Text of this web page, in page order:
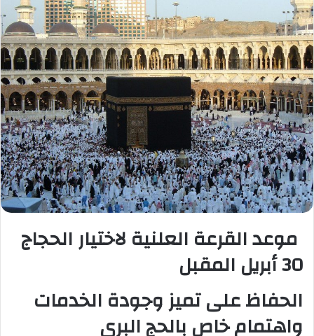
موعد القرعة العلنية لاختيار الحجاج
30 أبريل المقبل
الحفاظ على تميز وجودة الخدمات
واهتمام خاص بالحج البري